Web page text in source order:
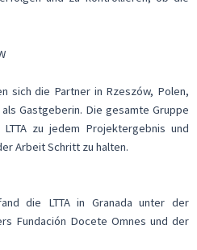
sich die Partner in Rzeszów, Polen,
Gastgeberin. Die gesamte Gruppe
zu jedem Projektergebnis und
Arbeit Schritt zu halten.
die LTTA in Granada unter der
Fundación Docete Omnes und der